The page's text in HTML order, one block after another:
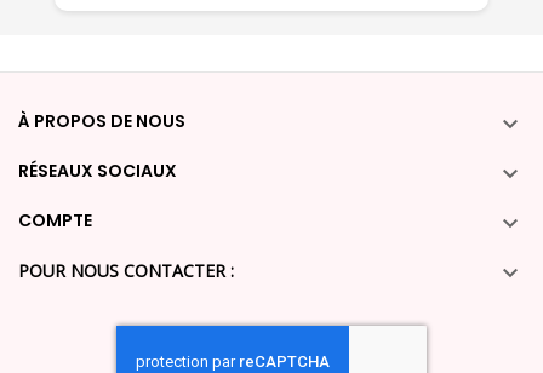
À PROPOS DE NOUS 
RÉSEAUX SOCIAUX 
COMPTE 
POUR NOUS CONTACTER : 